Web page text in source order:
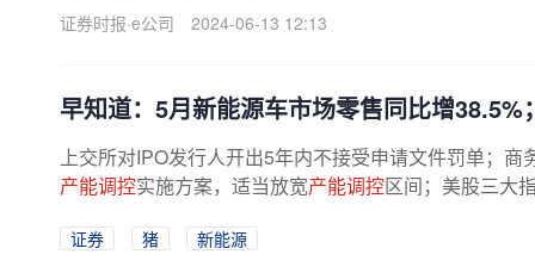
证券时报·e公司
2024-06-13 12:13
早知道：5月新能源车市场零售同比增38.5%
上交所对IPO发行人开出5年内不接受申请文件罚单；
产能调控实施方案，适当放宽产能调控区间；美股三大
证券 猪
新能源